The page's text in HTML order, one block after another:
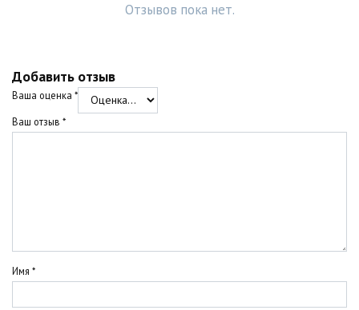
Отзывов пока нет.
Добавить отзыв
Ваша оценка *
Ваш отзыв *
Имя *